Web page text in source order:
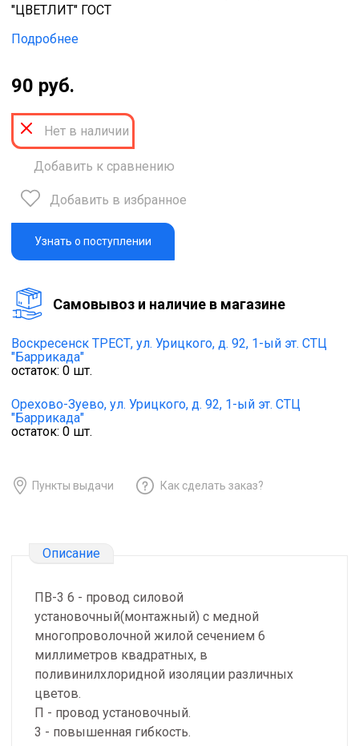
"ЦВЕТЛИТ" ГОСТ
Подробнее
90 руб.
Нет в наличии
Добавить к сравнению
Добавить в избранное
Узнать о поступлении
Cамовывоз и наличие в магазине
Воскресенск ТРЕСТ, ул. Урицкого, д. 92, 1-ый эт. СТЦ
"Баррикада"
остаток: 0 шт.
Орехово-Зуево, ул. Урицкого, д. 92, 1-ый эт. СТЦ
"Баррикада"
остаток: 0 шт.
Пункты выдачи Как сделать заказ?
Описание
ПВ-3 6 - провод силовой
установочный(монтажный) с медной
многопроволочной жилой сечением 6
миллиметров квадратных, в
поливинилхлоридной изоляции различных
цветов.
П - провод установочный.
3 - повышенная гибкость.